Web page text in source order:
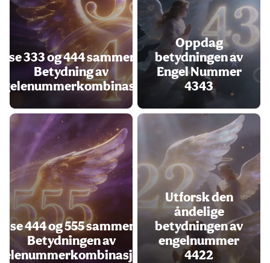
se 333 og 444 sammen -
Betydning av
Oppdag
betydningen av
Engel Nummer
4343
se 444 og 555 sammen -
Betydningen av
Utforsk den
åndelige
betydningen av
engelnummer
4422